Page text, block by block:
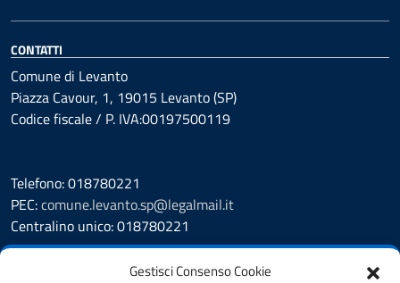
Gestisci Consenso Cookie
CONTATTI
Comune di Levanto
Piazza Cavour, 1, 19015 Levanto (SP)
Codice fiscale / P. IVA:00197500119
Telefono: 018780221
PEC:comune.levanto.sp@legalmail.it
Centralino unico: 018780221